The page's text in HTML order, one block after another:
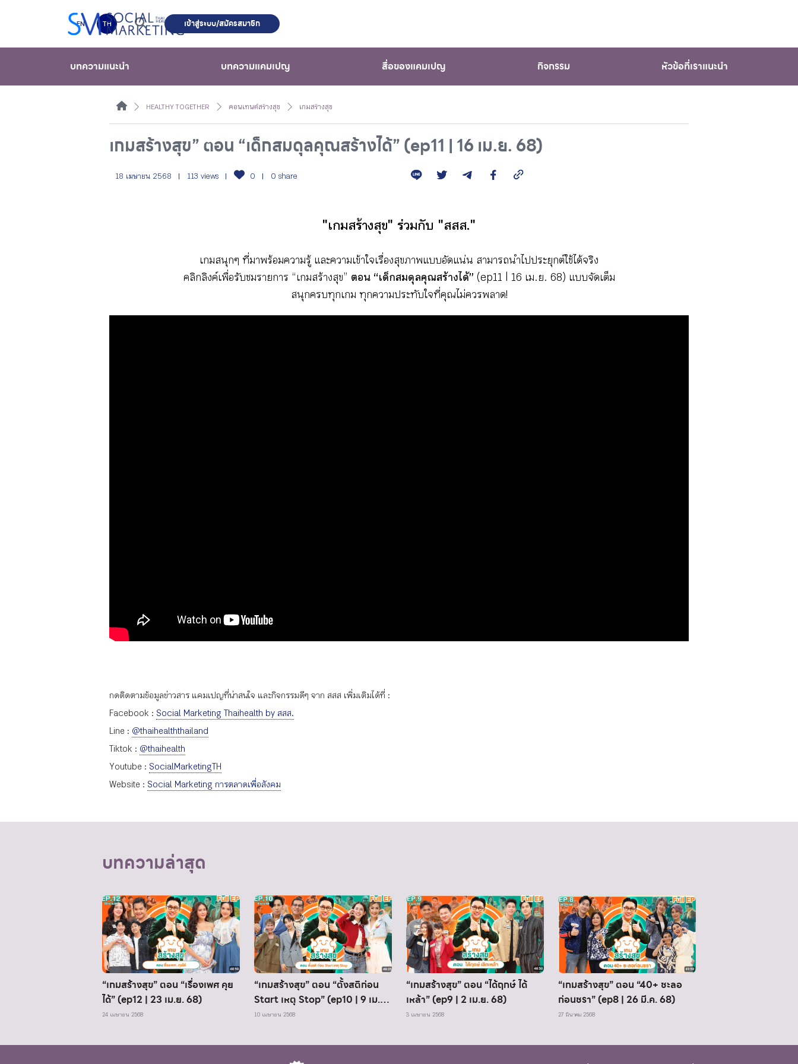
EN TH เข้าสู่ระบบ/สมัครสมาชิก
บทความแนะนำ บทความแคมเปญ สื่อของแคมเปญ กิจกรรม หัวข้อที่เราแนะนำ
HEALTHY TOGETHER คอนเทนต์สร้างสุข เกมสร้างสุข
เกมสร้างสุข” ตอน “เด็กสมดุลคุณสร้างได้” (ep11 | 16 เม.ย. 68)
18 เมษายน 2568 113 views 0 0 share
"เกมสร้างสุข" ร่วมกับ "สสส."
เกมสนุกๆ ที่มาพร้อมความรู้ และความเข้าใจเรื่องสุขภาพแบบอัดแน่น สามารถนำไปประยุกต์ใช้ได้จริง
คลิกลิงค์เพื่อรับชมรายการ “เกมสร้างสุข” ตอน “เด็กสมดุลคุณสร้างได้” (ep11 | 16 เม.ย. 68) แบบจัดเต็ม
สนุกครบทุกเกม ทุกความประทับใจที่คุณไม่ควรพลาด!
กดติดตามข้อมูลข่าวสาร แคมเปญที่น่าสนใจ และกิจกรรมดีๆ จาก สสส เพิ่มเติมได้ที่ :
Facebook : Social Marketing Thaihealth by สสส.
Line : @thaihealththailand
Tiktok : @thaihealth
Youtube : SocialMarketingTH
Website : Social Marketing การตลาดเพื่อสังคม
บทความล่าสุด
“เกมสร้างสุข” ตอน “เรื่องเพศ คุย
ได้” (ep12 | 23 เม.ย. 68)
24 เมษายน 2568
“เกมสร้างสุข” ตอน “ตั้งสติก่อน
Start เหตุ Stop” (ep10 | 9 เม.ย.
68)
10 เมษายน 2568
“เกมสร้างสุข” ตอน “ได้ฤกษ์ ได้
เหล้า” (ep9 | 2 เม.ย. 68)
3 เมษายน 2568
“เกมสร้างสุข” ตอน “40+ ชะลอ
ก่อนชรา” (ep8 | 26 มี.ค. 68)
27 มีนาคม 2568